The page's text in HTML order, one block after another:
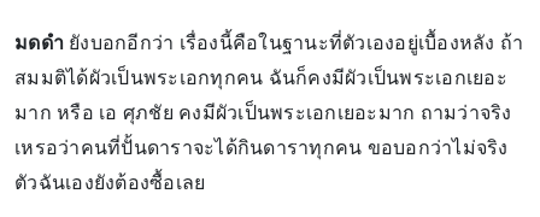
มดดำยังบอกอีกว่า เรื่องนี้คือในฐานะที่ตัวเองอยู่เบื้องหลัง ถ้า
สมมติได้ผัวเป็นพระเอกทุกคน ฉันก็คงมีผัวเป็นพระเอกเยอะ
มาก หรือ เอ ศุภชัย คงมีผัวเป็นพระเอกเยอะมาก ถามว่าจริง
เหรอว่าคนที่ปั้นดาราจะได้กินดาราทุกคน ขอบอกว่าไม่จริง
ตัวฉันเองยังต้องซื้อเลย